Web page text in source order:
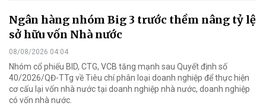
Ngân hàng nhóm Big 3 trước thềm nâng tỷ lệ
sở hữu vốn Nhà nước
08/08/2026 04:04
Nhóm cổ phiếu BID, CTG, VCB tăng mạnh sau Quyết định số
40/2026/QĐ-TTg về Tiêu chí phân loại doanh nghiệp để thực hiện
cơ cấu lại vốn nhà nước tại doanh nghiệp nhà nước, doanh nghiệp
có vốn nhà nước.